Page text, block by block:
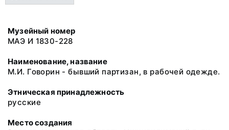
Музейный номер
МАЭ И 1830-228
Наименование, название
М.И. Говорин - бывший партизан, в рабочей одежде.
Этническая принадлежность
русские
Место создания